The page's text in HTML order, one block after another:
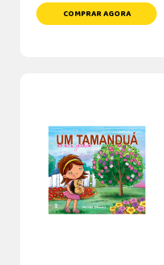
COMPRAR AGORA